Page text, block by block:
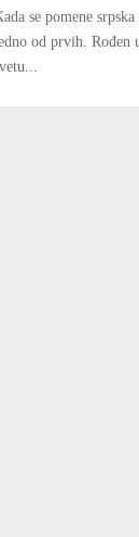
se pomene
od prvih. Rođen